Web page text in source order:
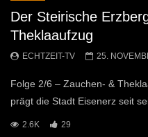
Der Steirische
Theklaaufzug
ECHTZEIT-TV 25.
Folge 2/6 – Zauchen- &
prägt die Stadt Eisenerz seit
2.6K 29